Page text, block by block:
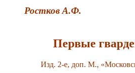
Ростков А.Ф.
Первые
Изд. 2-е, доп. М.,